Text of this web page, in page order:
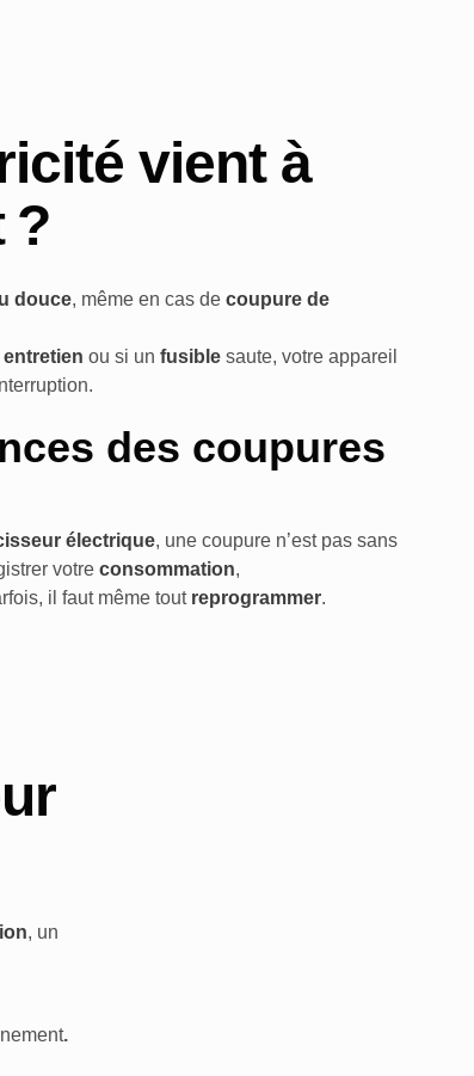
vient à
?
douce, même en cas de coupure de
entretien ou si un fusible saute, votre appareil
des coupures
électrique, une coupure n’est pas sans
votre consommation,
il faut même tout reprogrammer.
, un
.